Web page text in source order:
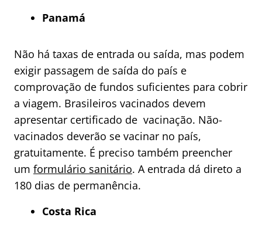
Panamá
Não há taxas de entrada ou saída, mas podem
exigir passagem de saída do país e
comprovação de fundos suficientes para cobrir
a viagem. Brasileiros vacinados devem
apresentar certificado de vacinação. Não-
vacinados deverão se vacinar no país,
gratuitamente. É preciso também preencher
um formulário sanitário. A entrada dá direto a
180 dias de permanência.
Costa Rica